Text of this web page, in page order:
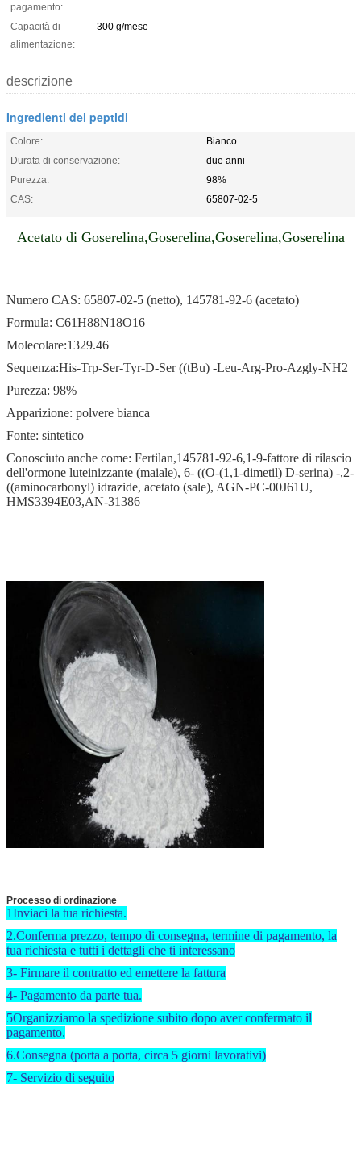
pagamento:
Capacità di
alimentazione:
300 g/mese
descrizione
Ingredienti dei peptidi
Colore:
Bianco
Durata di conservazione:
due anni
Purezza:
98%
CAS:
65807-02-5
Acetato di Goserelina,Goserelina,Goserelina,Goserelina
Numero CAS: 65807-02-5 (netto), 145781-92-6 (acetato)
Formula: C61H88N18O16
Molecolare:1329.46
Sequenza:His-Trp-Ser-Tyr-D-Ser ((tBu) -Leu-Arg-Pro-Azgly-NH2
Purezza: 98%
Apparizione: polvere bianca
Fonte: sintetico
Conosciuto anche come: Fertilan,145781-92-6,1-9-fattore di rilascio
dell'ormone luteinizzante (maiale), 6- ((O-(1,1-dimetil) D-serina) -,2-
((aminocarbonyl) idrazide, acetato (sale), AGN-PC-00J61U,
HMS3394E03,AN-31386
Processo di ordinazione
1Inviaci la tua richiesta.
2.Conferma prezzo, tempo di consegna, termine di pagamento, la
tua richiesta e tutti i dettagli che ti interessano
3- Firmare il contratto ed emettere la fattura
4- Pagamento da parte tua.
5Organizziamo la spedizione subito dopo aver confermato il
pagamento.
6.Consegna (porta a porta, circa 5 giorni lavorativi)
7- Servizio di seguito